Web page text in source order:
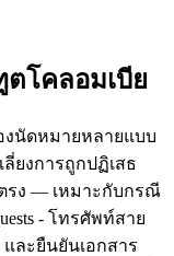
โคลอมเบีย
งนัดหมายหลายแบบ
ยงการถูกปฏิเสธ
รง — เหมาะกับกรณี
- โทรศัพท์สาย
ละยืนยันเอกสาร